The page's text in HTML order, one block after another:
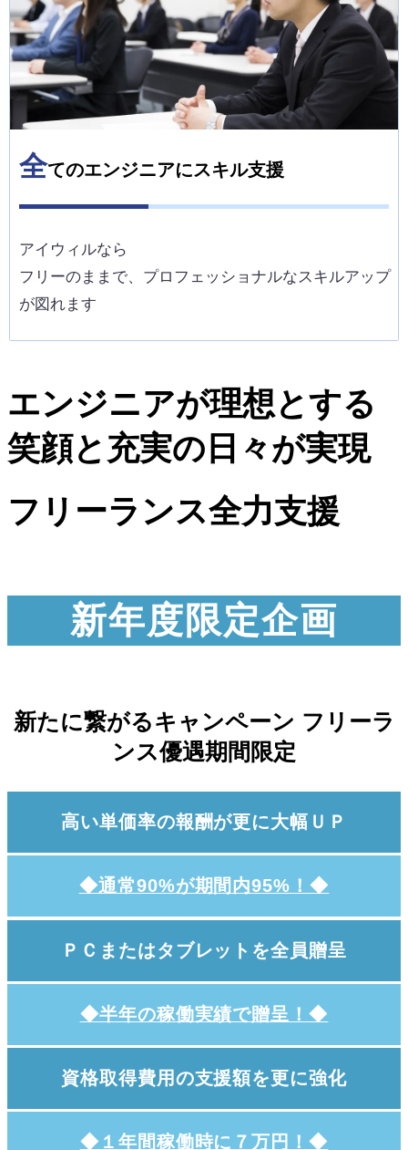
全てのエンジニアにスキル支援
アイウィルなら
フリーのままで、プロフェッショナルなスキルアップ
が図れます
エンジニアが理想とする
笑顔と充実の日々が実現
フリーランス全力支援
新年度限定企画
新たに繋がるキャンペーン フリーラ
ンス優遇期間限定
高い単価率の報酬が更に大幅ＵＰ
◆通常90%が期間内95%！◆
ＰＣまたはタブレットを全員贈呈
◆半年の稼働実績で贈呈！◆
資格取得費用の支援額を更に強化
◆１年間稼働時に７万円！◆